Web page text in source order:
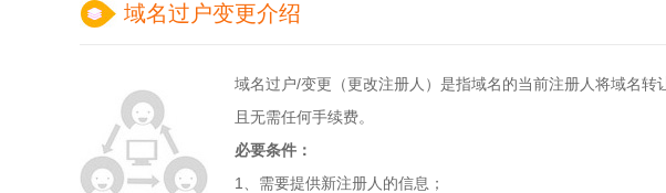
域名过户变更介绍
域名过户/变更 （更改注册人）是指域名的当前注册人将域名
且无需任何手续费。
必要条件：
1、需要提供新注册人的信息；